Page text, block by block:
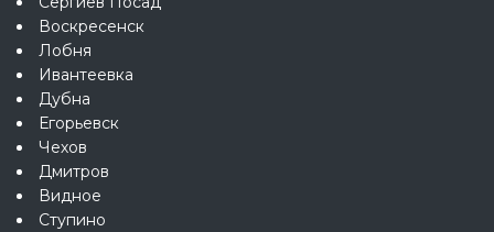
Воскресенск
Лобня
Ивантеевка
Дубна
Егорьевск
Чехов
Дмитров
Видное
Ступино